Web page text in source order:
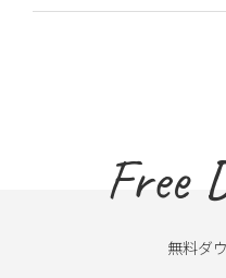
Free
無料ダ